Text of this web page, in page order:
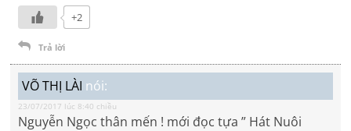
+2
Trả lời
VÕ THỊ LÀI nói:
23/07/2017 lúc 8:40 chiều
Nguyễn Ngọc thân mến ! mới đọc tựa ” Hát Nuôi